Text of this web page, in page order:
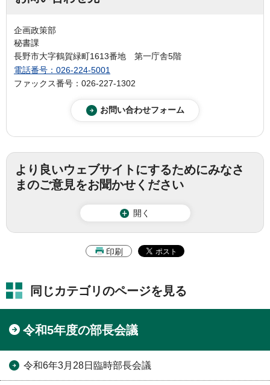
企画政策部
秘書課
長野市大字鶴賀緑町1613番地 第一庁舎5階
電話番号：026-224-5001
ファックス番号：026-227-1302
より良いウェブサイトにするためにみなさ
まのご意見をお聞かせください
開く
印刷
同じカテゴリのページを見る
令和5年度の部長会議
令和6年3月28日臨時部長会議